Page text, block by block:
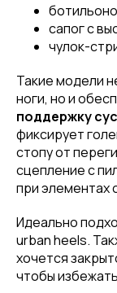
сапог с
чулок-
Такие модели
ноги, но и
поддержку
фиксирует
стопу от
сцепление с
при элементах
Идеально
urban heels.
хочется
чтобы